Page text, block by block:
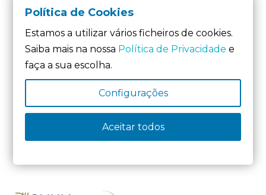
1 …
7 8 9 10 … 13
Política de Cookies
Estamos a utilizar vários ficheiros de cookies.
Saiba mais na nossa Política de Privacidade e
faça a sua escolha.
Configurações
Aceitar todos